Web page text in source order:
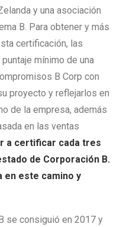
y una asociación
B. Para obtener y más
certificación, las
mínimo de una
B Corp con
proyecto y reflejarlos en
de la empresa, además
en las ventas
a certificar cada tres
de Corporación B.
en este camino y
se consiguió en 2017 y